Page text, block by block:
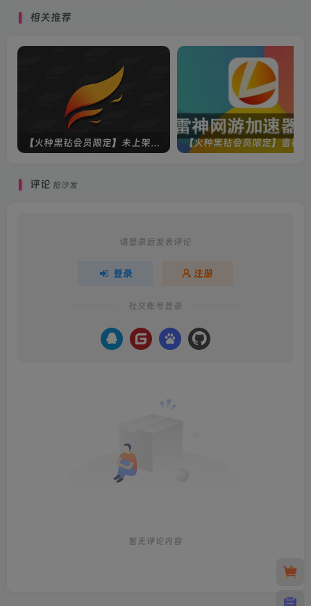
相关推荐
【火种黑钻会员限定】未上架游戏
评论 抢沙发
请登录后发表评论
登录 注册
社交账号登录
暂无评论内容